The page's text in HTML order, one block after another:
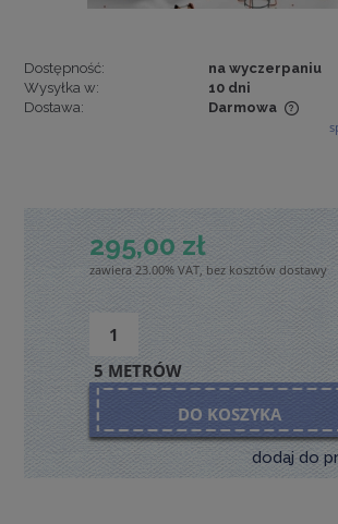
Dostępność:
na wyczerpaniu
Wysyłka w:
10 dni
Dostawa:
Darmowa
Cena nie zawiera ewentualnych
295,00 zł
zawiera 23.00% VAT, bez kosztów dostawy
5 METRÓW
DO KOSZYKA
dodaj do